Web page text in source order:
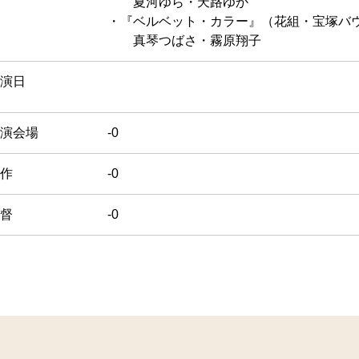
・『ベルベット・カラー』（花組・宝塚バ
真琴つばさ・霧原翔子
日
会場 -0
-0
-0